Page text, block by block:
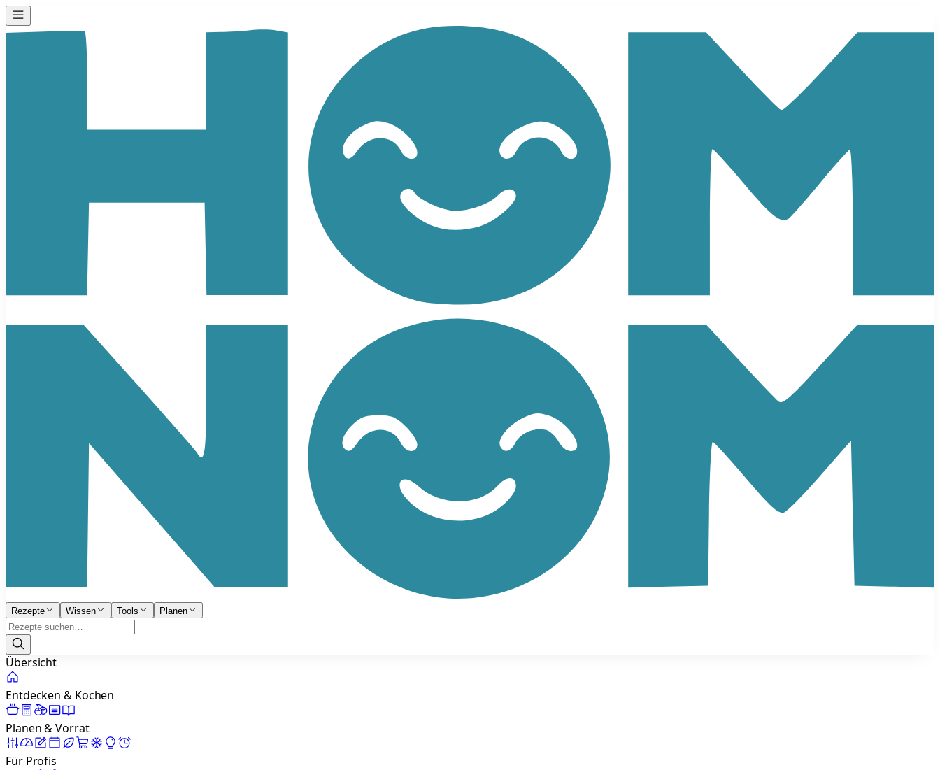
Rezepte Wissen Tools Planen
Übersicht
Entdecken & Kochen
Planen & Vorrat
Für Profis